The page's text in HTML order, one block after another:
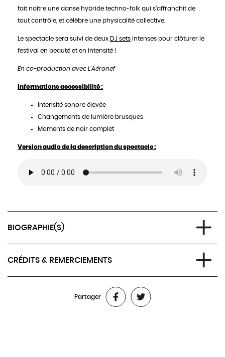
Partager
fait naître une danse hybride techno-folk qui s’affranchit de
tout contrôle, et célèbre une physicalité collective.
Le spectacle sera suivi de deux DJ sets intenses pour clôturer le
festival en beauté et en intensité !
En co-production avec L’Aéronef
Informations accessibilité :
Intensité sonore élevée
Changements de lumière brusques
Moments de noir complet
Version audio de la description du spectacle :
BIOGRAPHIE(S)
Lisa Vereertbrugghen fait des recherches sur le son techno
obtenu un master en histoire culturelle (histoire du corps) à
l’Université de Louvain et un diplôme en chorégraphie à la
CRÉDITS & REMERCIEMENTS
: Lisa Vereertbrugghen
: Claire Godsmark, Dolores